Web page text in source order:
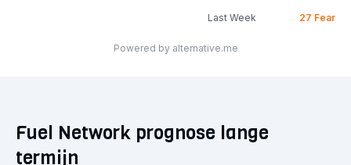
Last Week 27 Fear
Powered by alternative.me
Fuel Network prognose lange
termijn